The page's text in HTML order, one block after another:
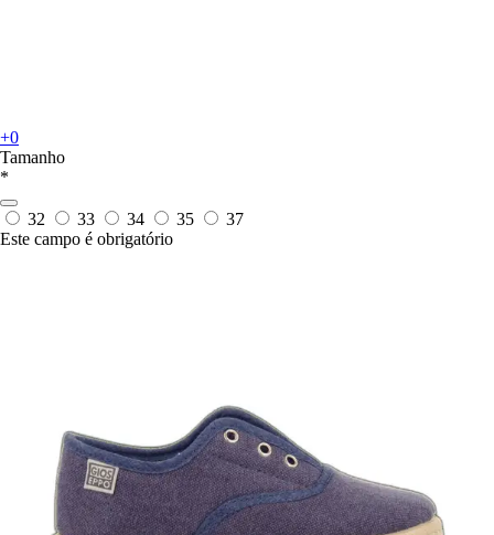
+0
Tamanho
*
32 33 34 35
37
Este campo é obrigatório